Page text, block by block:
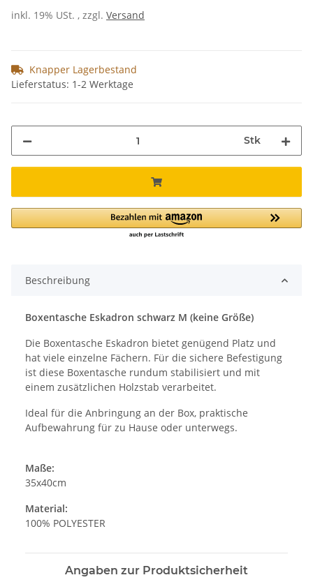
inkl. 19% USt. , zzgl. Versand
Knapper Lagerbestand
Lieferstatus: 1-2 Werktage
Stk
Beschreibung
Boxentasche Eskadron schwarz M (keine Größe)
Die Boxentasche Eskadron bietet genügend Platz und
hat viele einzelne Fächern. Für die sichere Befestigung
ist diese Boxentasche rundum stabilisiert und mit
einem zusätzlichen Holzstab verarbeitet.
Ideal für die Anbringung an der Box, praktische
Aufbewahrung für zu Hause oder unterwegs.
Maße:
35x40cm
Material:
100% POLYESTER
Angaben zur Produktsicherheit